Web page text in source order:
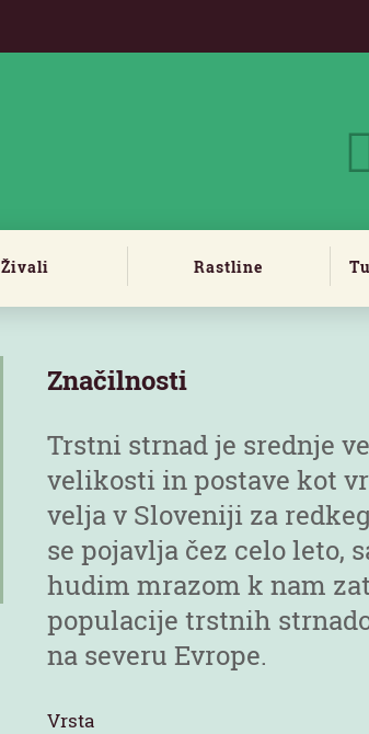
Živali Rastline
Značilnosti
Trstni strnad je srednje
velikosti in postave kot
velja v Sloveniji za
se pojavlja čez celo leto,
hudim mrazom k nam
populacije trstnih
na severu Evrope.
Vrsta